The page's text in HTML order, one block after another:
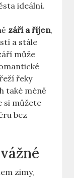
ideální.
září a říjen,
a stále
může
řeky
také méně
si můžete
bez
zimy,